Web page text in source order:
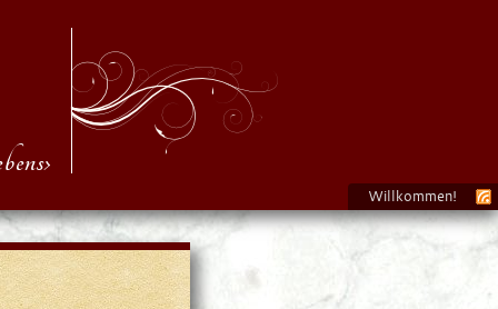
Willkommen!